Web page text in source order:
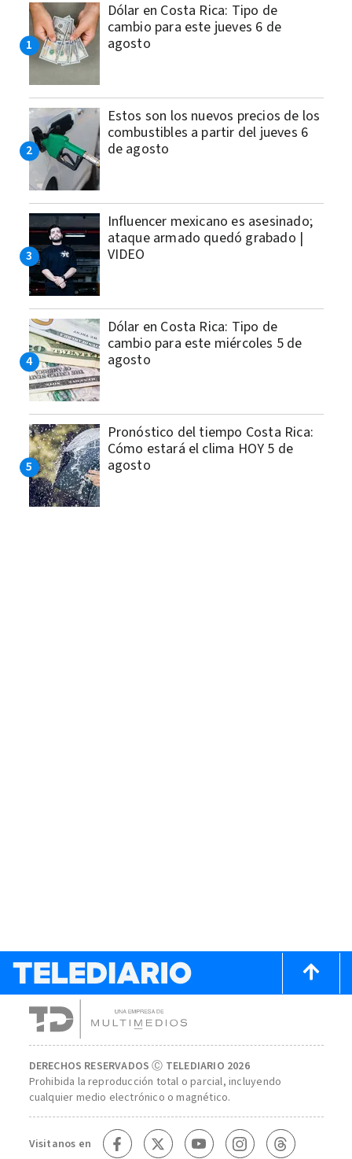
Dólar en Costa Rica: Tipo de
cambio para este jueves 6 de
agosto
Estos son los nuevos precios de los
combustibles a partir del jueves 6
de agosto
Influencer mexicano es asesinado;
ataque armado quedó grabado |
VIDEO
Dólar en Costa Rica: Tipo de
cambio para este miércoles 5 de
agosto
Pronóstico del tiempo Costa Rica:
Cómo estará el clima HOY 5 de
agosto
DERECHOS RESERVADOS Ⓒ TELEDIARIO 2026
Prohibida la reproducción total o parcial, incluyendo
cualquier medio electrónico o magnético.
Visitanos en